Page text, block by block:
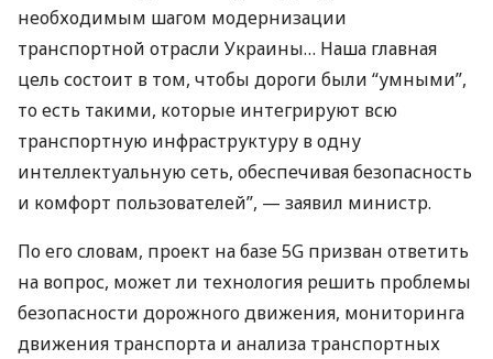
необходимым шагом модернизации
транспортной отрасли Украины… Наша главная
цель состоит в том, чтобы дороги были “умными”,
то есть такими, которые интегрируют всю
транспортную инфраструктуру в одну
интеллектуальную сеть, обеспечивая безопасность
и комфорт пользователей”, — заявил министр.
По его словам, проект на базе 5G призван ответить
на вопрос, может ли технология решить проблемы
безопасности дорожного движения, мониторинга
движения транспорта и анализа транспортных